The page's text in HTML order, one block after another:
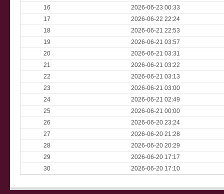
16
2026-06-23 00:33
17
2026-06-22 22:24
18
2026-06-21 22:53
19
2026-06-21 03:57
20
2026-06-21 03:31
21
2026-06-21 03:22
22
2026-06-21 03:13
23
2026-06-21 03:00
24
2026-06-21 02:49
25
2026-06-21 00:00
26
2026-06-20 23:24
27
2026-06-20 21:28
28
2026-06-20 20:29
29
2026-06-20 17:17
30
2026-06-20 17:10